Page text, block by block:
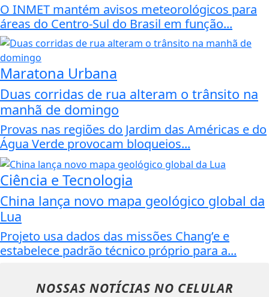
O INMET mantém avisos meteorológicos para
áreas do Centro-Sul do Brasil em função...
Maratona Urbana
Duas corridas de rua alteram o trânsito na
manhã de domingo
Provas nas regiões do Jardim das Américas e do
Água Verde provocam bloqueios...
Ciência e Tecnologia
China lança novo mapa geológico global da
Lua
Projeto usa dados das missões Chang’e e
estabelece padrão técnico próprio para a...
NOSSAS NOTÍCIAS NO CELULAR